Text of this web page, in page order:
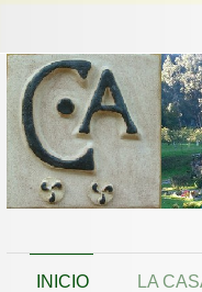
INICIO LA